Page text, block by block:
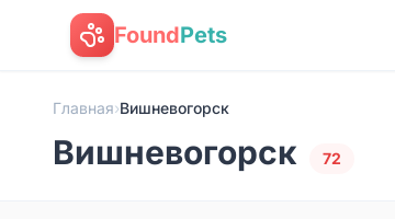
FoundPets
Главная›Вишневогорск
Вишневогорск 72